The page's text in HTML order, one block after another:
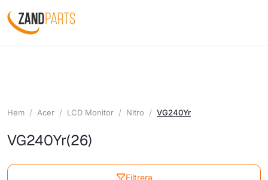
Hem Acer LCD Monitor Nitro VG240Yr
VG240Yr(26)
Filtrera